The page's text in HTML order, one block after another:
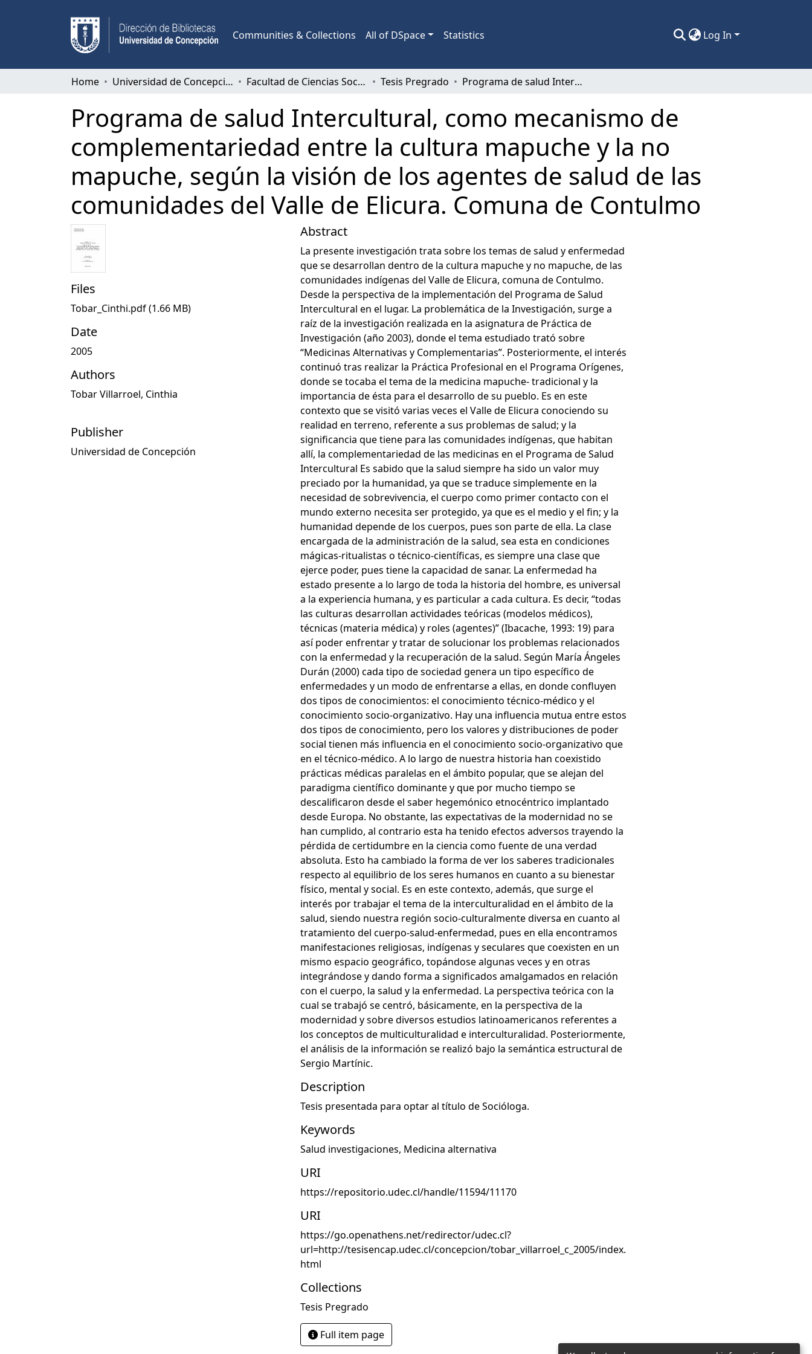
Communities & Collections All of DSpace Statistics Log In
Home Universidad de Concepción Facultad de Ciencias Sociales Tesis Pregrado Programa de salud Intercultural, como mecanismo de complementariedad entre la cultura mapuche y la no mapuche, según la visión de los agentes de salud de las comunidades del Valle de Elicura. Comuna de Contulmo
Programa de salud Intercultural, como mecanismo de
complementariedad entre la cultura mapuche y la no
mapuche, según la visión de los agentes de salud de las
comunidades del Valle de Elicura. Comuna de Contulmo
Files
Tobar_Cinthi.pdf(1.66 MB)
Date
2005
Authors
Tobar Villarroel, Cinthia
Publisher
Universidad de Concepción
Abstract
La presente investigación trata sobre los temas de salud y enfermedad
que se desarrollan dentro de la cultura mapuche y no mapuche, de las
comunidades indígenas del Valle de Elicura, comuna de Contulmo.
Desde la perspectiva de la implementación del Programa de Salud
Intercultural en el lugar. La problemática de la Investigación, surge a
raíz de la investigación realizada en la asignatura de Práctica de
Investigación (año 2003), donde el tema estudiado trató sobre
“Medicinas Alternativas y Complementarias”. Posteriormente, el interés
continuó tras realizar la Práctica Profesional en el Programa Orígenes,
donde se tocaba el tema de la medicina mapuche- tradicional y la
importancia de ésta para el desarrollo de su pueblo. Es en este
contexto que se visitó varias veces el Valle de Elicura conociendo su
realidad en terreno, referente a sus problemas de salud; y la
significancia que tiene para las comunidades indígenas, que habitan
allí, la complementariedad de las medicinas en el Programa de Salud
Intercultural Es sabido que la salud siempre ha sido un valor muy
preciado por la humanidad, ya que se traduce simplemente en la
necesidad de sobrevivencia, el cuerpo como primer contacto con el
mundo externo necesita ser protegido, ya que es el medio y el fin; y la
humanidad depende de los cuerpos, pues son parte de ella. La clase
encargada de la administración de la salud, sea esta en condiciones
mágicas-ritualistas o técnico-científicas, es siempre una clase que
ejerce poder, pues tiene la capacidad de sanar. La enfermedad ha
estado presente a lo largo de toda la historia del hombre, es universal
a la experiencia humana, y es particular a cada cultura. Es decir, “todas
las culturas desarrollan actividades teóricas (modelos médicos),
técnicas (materia médica) y roles (agentes)” (Ibacache, 1993: 19) para
así poder enfrentar y tratar de solucionar los problemas relacionados
con la enfermedad y la recuperación de la salud. Según María Ángeles
Durán (2000) cada tipo de sociedad genera un tipo específico de
enfermedades y un modo de enfrentarse a ellas, en donde confluyen
dos tipos de conocimientos: el conocimiento técnico-médico y el
conocimiento socio-organizativo. Hay una influencia mutua entre estos
dos tipos de conocimiento, pero los valores y distribuciones de poder
social tienen más influencia en el conocimiento socio-organizativo que
en el técnico-médico. A lo largo de nuestra historia han coexistido
prácticas médicas paralelas en el ámbito popular, que se alejan del
paradigma científico dominante y que por mucho tiempo se
descalificaron desde el saber hegemónico etnocéntrico implantado
desde Europa. No obstante, las expectativas de la modernidad no se
han cumplido, al contrario esta ha tenido efectos adversos trayendo la
pérdida de certidumbre en la ciencia como fuente de una verdad
absoluta. Esto ha cambiado la forma de ver los saberes tradicionales
respecto al equilibrio de los seres humanos en cuanto a su bienestar
físico, mental y social. Es en este contexto, además, que surge el
interés por trabajar el tema de la interculturalidad en el ámbito de la
salud, siendo nuestra región socio-culturalmente diversa en cuanto al
tratamiento del cuerpo-salud-enfermedad, pues en ella encontramos
manifestaciones religiosas, indígenas y seculares que coexisten en un
mismo espacio geográfico, topándose algunas veces y en otras
integrándose y dando forma a significados amalgamados en relación
con el cuerpo, la salud y la enfermedad. La perspectiva teórica con la
cual se trabajó se centró, básicamente, en la perspectiva de la
modernidad y sobre diversos estudios latinoamericanos referentes a
los conceptos de multiculturalidad e interculturalidad. Posteriormente,
el análisis de la información se realizó bajo la semántica estructural de
Sergio Martínic.
Description
Tesis presentada para optar al título de Socióloga.
Keywords
Salud investigaciones, Medicina alternativa
URI
https://repositorio.udec.cl/handle/11594/11170
URI
https://go.openathens.net/redirector/udec.cl?
url=http://tesisencap.udec.cl/concepcion/tobar_villarroel_c_2005/index.
html
Collections
Tesis Pregrado
Full item page